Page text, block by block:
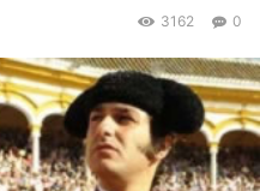
0
3162